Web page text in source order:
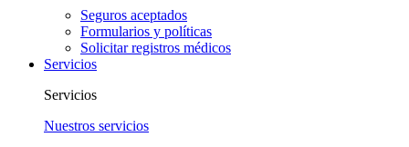
Seguros aceptados
Formularios y políticas
Solicitar registros médicos
Servicios
Servicios
Nuestros servicios